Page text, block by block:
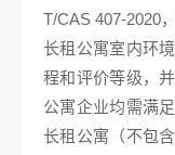
T/CAS 407-2020
长租公寓室内环
程和评价等级，
公寓企业均需满
长租公寓（不包